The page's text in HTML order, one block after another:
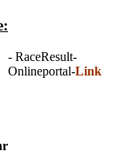
- RaceResult-
Onlineportal-Link